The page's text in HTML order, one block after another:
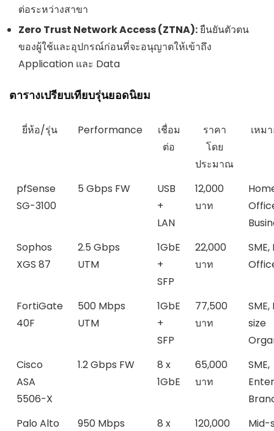
ต่อระหว่างสาขา
Zero Trust Network Access (ZTNA):ยืนยันตัวตน
ของผู้ใช้และอุปกรณ์ก่อนที่จะอนุญาตให้เข้าถึง
Application และ Data
ตารางเปรียบเทียบรุ่นยอดนิยม
ยี่ห้อ/รุ่น Performance
เชื่อม
ต่อ
ราคา
โดย
ประมาณ
เหม
pfSense
SG-3100
5 Gbps FW
USB
+
LAN
12,000
บาท
Sophos
XGS 87
2.5 Gbps
UTM
1GbE
+
SFP
22,000
บาท
FortiGate
40F
500 Mbps
UTM
1GbE
+
SFP
77,500
บาท
size
Cisco
ASA
5506-X
1.2 Gbps FW
8 x
1GbE
65,000
บาท
SME,
Palo Alto
950 Mbps
8 x
120,000
Mid-